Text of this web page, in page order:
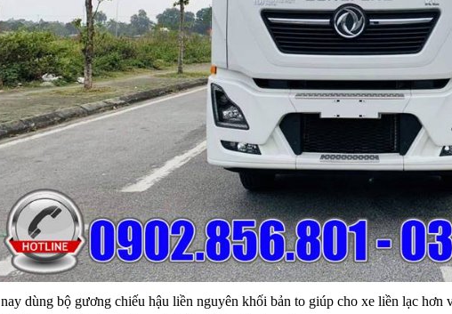
nay dùng bộ gương chiếu hậu liền nguyên khối bản to giúp cho xe liền lạc